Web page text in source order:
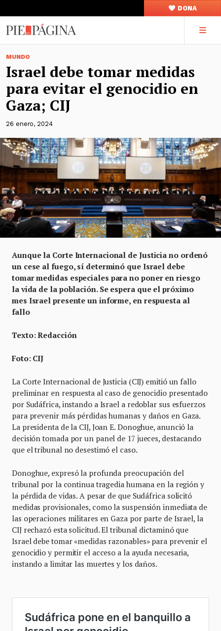
DONA
MUNDO
Israel debe tomar medidas
para evitar el genocidio en
Gaza; CIJ
26 enero, 2024
Aunque la Corte Internacional de Justicia no ordenó
un cese al fuego, sí determinó que Israel debe
tomar medidas especiales para no poner en riesgo
la vida de la población. Se espera que el próximo
mes Israel presente un informe, en respuesta al
fallo
Texto: Redacción
Foto: CIJ
La Corte Internacional de Justicia (CIJ) emitió un fallo
preliminar en respuesta al caso de genocidio presentado
por Sudáfrica, instando a Israel a redoblar sus esfuerzos
para prevenir más pérdidas humanas y daños en Gaza.
La presidenta de la CIJ, Joan E. Donoghue, anunció la
decisión tomada por un panel de 17 jueces, destacando
que el tribunal no desestimó el caso.
Donoghue, expresó la profunda preocupación del
tribunal por la continua tragedia humana en la región y
la pérdida de vidas. A pesar de que Sudáfrica solicitó
medidas provisionales, como la suspensión inmediata de
las operaciones militares en Gaza por parte de Israel, la
CIJ rechazó esta solicitud. El tribunal dictaminó que
Israel debe tomar «medidas razonables» para prevenir el
genocidio y permitir el acceso a la ayuda necesaria,
instando a limitar las muertes y los daños.